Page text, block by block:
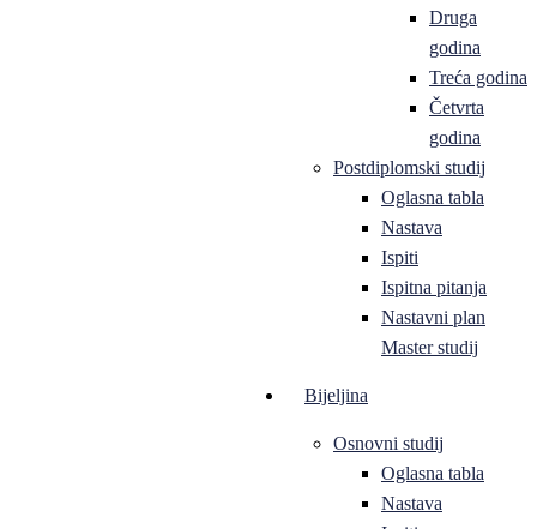
Druga
godina
Treća godina
Četvrta
godina
Postdiplomski studij
Oglasna tabla
Nastava
Ispiti
Ispitna pitanja
Nastavni plan
Master studij
Bijeljina
Osnovni studij
Oglasna tabla
Nastava